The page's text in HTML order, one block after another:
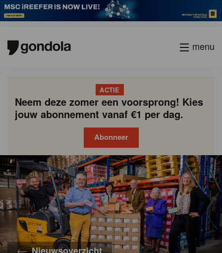
menu
ACTIE
Neem deze zomer een voorsprong! Kies
jouw abonnement vanaf €1 per dag.
Abonneer
Gondola
academy
Gondola
society